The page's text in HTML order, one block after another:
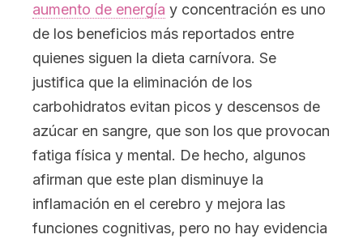
aumento de energía y concentración es uno
de los beneficios más reportados entre
quienes siguen la dieta carnívora. Se
justifica que la eliminación de los
carbohidratos evitan picos y descensos de
azúcar en sangre, que son los que provocan
fatiga física y mental. De hecho, algunos
afirman que este plan disminuye la
inflamación en el cerebro y mejora las
funciones cognitivas, pero no hay evidencia